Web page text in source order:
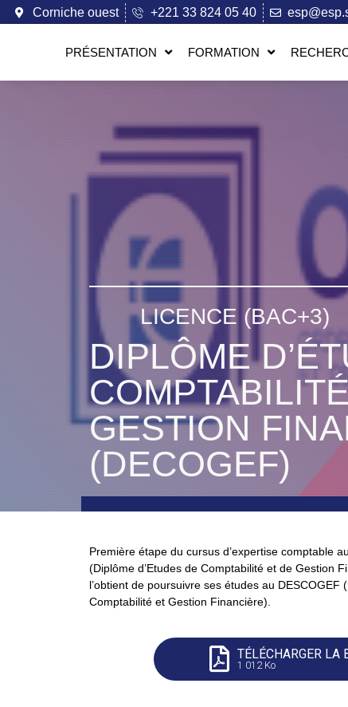
Corniche ouest +221 33 824 05 40
PRÉSENTATION FORMATION
LICENCE (BAC+3)
DIPLÔME
GESTION
(DECOGEF)
Première étape du cursus d’expertise comptable
(Diplôme d’Etudes de Comptabilité et de Gestion
l’obtient de poursuivre ses études au DESCOGEF
Comptabilité et Gestion Financière).
TÉLÉCHARGER LA
1 012 Ko